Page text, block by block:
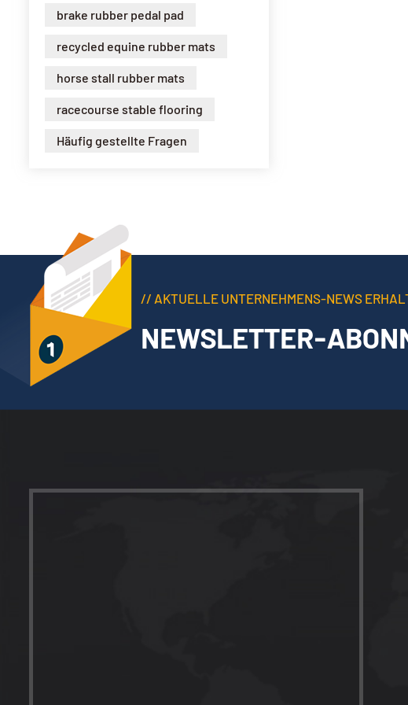
brake rubber pedal pad
recycled equine rubber mats
horse stall rubber mats
racecourse stable flooring
Häufig gestellte Fragen
// AKTUELLE UNTERNEHMENS-NEWS
NEWSLETTER-